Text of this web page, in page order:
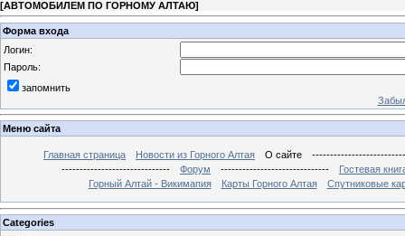
[АВТОМОБИЛЕМ ПО ГОРНОМУ АЛТАЮ]
Форма входа
Логин:
Пароль:
запомнить
Меню сайта
Главная страница Новости из Горного Алтая О сайте
------------------------------
Форум ------------------------------
Гостевая
Горный Алтай - Викимапия
Карты Горного Алтая Спутниковые
Categories